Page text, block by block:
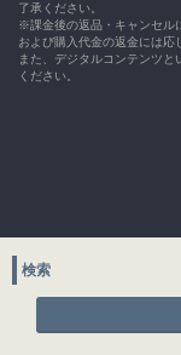
了承ください。
※課金後の返品・キャンセル
および購入代金の返金には応
また、デジタルコンテンツ
ください。
検索